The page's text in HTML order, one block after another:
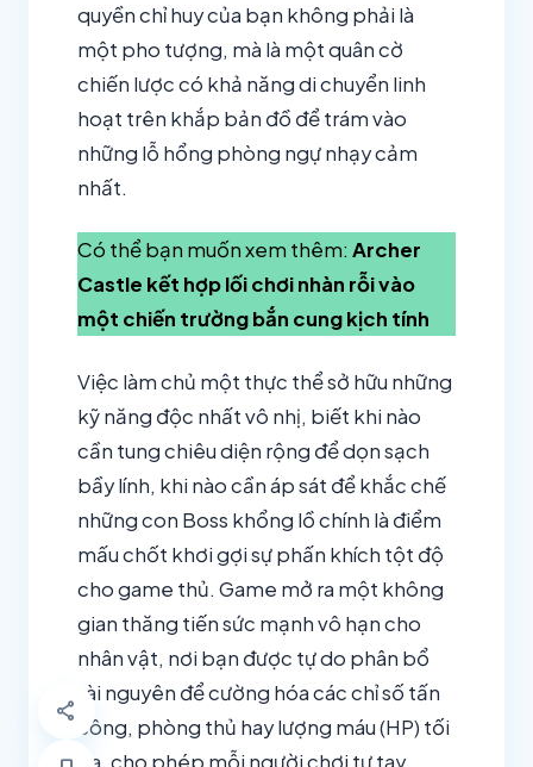
share
quyền chỉ huy của bạn không phải là
một pho tượng, mà là một quân cờ
chiến lược có khả năng di chuyển linh
hoạt trên khắp bản đồ để trám vào
những lỗ hổng phòng ngự nhạy cảm
nhất.
Có thể bạn muốn xem thêm: Archer
Castle kết hợp lối chơi nhàn rỗi vào
một chiến trường bắn cung kịch tính
Việc làm chủ một thực thể sở hữu những
kỹ năng độc nhất vô nhị, biết khi nào
cần tung chiêu diện rộng để dọn sạch
bầy lính, khi nào cần áp sát để khắc chế
những con Boss khổng lồ chính là điểm
mấu chốt khơi gợi sự phấn khích tột độ
cho game thủ. Game mở ra một không
gian thăng tiến sức mạnh vô hạn cho
nhân vật, nơi bạn được tự do phân bổ
tài nguyên để cường hóa các chỉ số tấn
công, phòng thủ hay lượng máu (HP) tối
đa, cho phép mỗi người chơi tự tay